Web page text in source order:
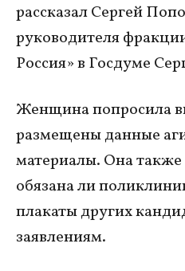
рассказал Сергей
руководителя
Россия» в Госдуме
Женщина попросила
размещены данные
материалы. Она также
обязана ли
плакаты других
заявлениям.